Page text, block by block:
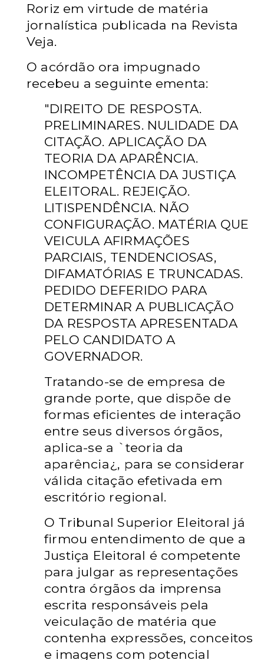
Roriz em virtude de matéria
jornalística publicada na Revista
Veja.
O acórdão ora impugnado
recebeu a seguinte ementa:
"DIREITO DE RESPOSTA.
PRELIMINARES. NULIDADE DA
CITAÇÃO. APLICAÇÃO DA
TEORIA DA APARÊNCIA.
INCOMPETÊNCIA DA JUSTIÇA
ELEITORAL. REJEIÇÃO.
LITISPENDÊNCIA. NÃO
CONFIGURAÇÃO. MATÉRIA QUE
VEICULA AFIRMAÇÕES
PARCIAIS, TENDENCIOSAS,
DIFAMATÓRIAS E TRUNCADAS.
PEDIDO DEFERIDO PARA
DETERMINAR A PUBLICAÇÃO
DA RESPOSTA APRESENTADA
PELO CANDIDATO A
GOVERNADOR.
Tratando-se de empresa de
grande porte, que dispõe de
formas eficientes de interação
entre seus diversos órgãos,
aplica-se a `teoria da
aparência¿, para se considerar
válida citação efetivada em
escritório regional.
O Tribunal Superior Eleitoral já
firmou entendimento de que a
Justiça Eleitoral é competente
para julgar as representações
contra órgãos da imprensa
escrita responsáveis pela
veiculação de matéria que
contenha expressões, conceitos
e imagens com potencial